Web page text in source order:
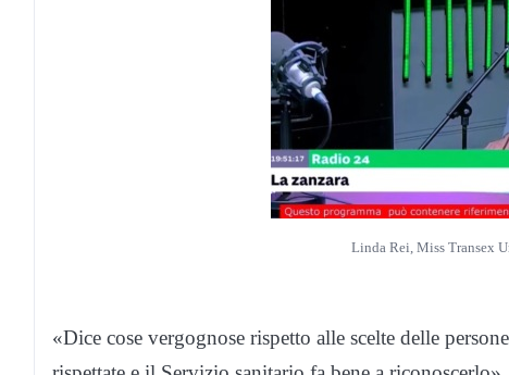
Linda Rei, Miss Transex
«Dice cose vergognose rispetto alle scelte delle